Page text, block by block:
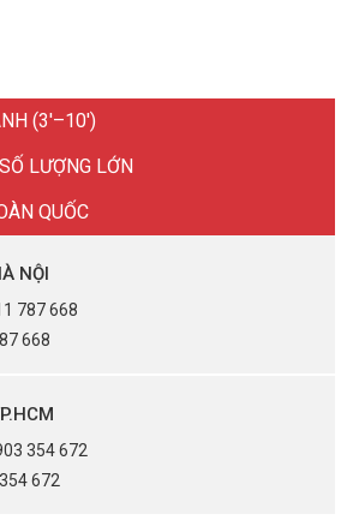
(3'–10')
LƯỢNG LỚN
QUỐC
NỘI
787 668
668
354 672
672